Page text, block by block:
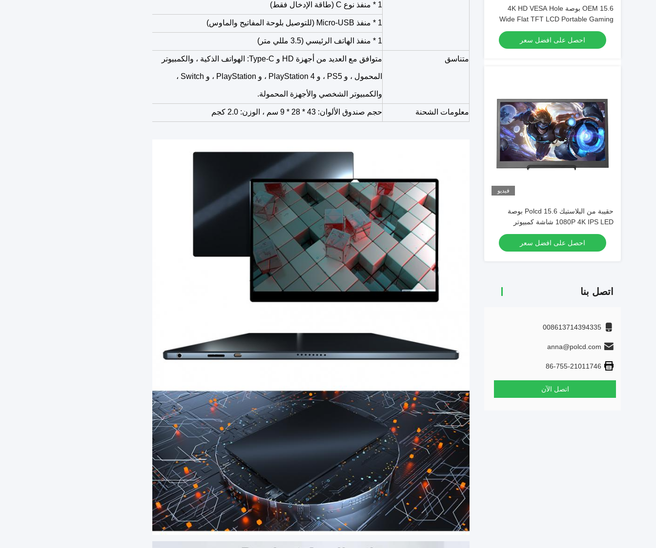
OEM 15.6 بوصة 4K HD VESA Hole
Wide Flat TFT LCD Portable Gaming
Monitor 3840x2160
احصل على افضل سعر
فيديو
حقيبة من البلاستيك Polcd 15.6 بوصة
1080P 4K IPS LED شاشة كمبيوتر
محمول للألعاب
احصل على افضل سعر
اتصل بنا
008613714394335
anna@polcd.com
86-755-21011746
اتصل الآن
1 * منفذ نوع C (طاقة الإدخال فقط)
1 * منفذ Micro-USB (للتوصيل بلوحة المفاتيح والماوس)
1 * منفذ الهاتف الرئيسي (3.5 مللي متر)
متناسق متوافق مع العديد من أجهزة HD و Type-C: الهواتف الذكية ، والكمبيوتر
المحمول ، و PS5 ، و PlayStation 4 ، و PlayStation ، و Switch ،
والكمبيوتر الشخصي والأجهزة المحمولة.
معلومات الشحنة حجم صندوق الألوان: 43 * 28 * 9 سم ، الوزن: 2.0 كجم